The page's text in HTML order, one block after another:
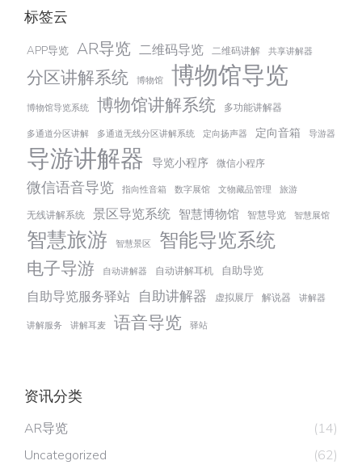
标签云
APP导览 AR导览 二维码导览 二维码讲解 共享讲解器
分区讲解系统 博物馆 博物馆导览
博物馆导览系统 博物馆讲解系统 多功能讲解器
多通道分区讲解 多通道无线分区讲解系统 定向扬声器 定向音箱 导游器
导游讲解器 导览小程序 微信小程序
微信语音导览 指向性音箱 数字展馆 文物藏品管理 旅游
无线讲解系统 景区导览系统 智慧博物馆 智慧导览 智慧展馆
智慧旅游 智慧景区 智能导览系统
电子导游 自动讲解器 自动讲解耳机 自助导览
自助导览服务驿站 自助讲解器 虚拟展厅 解说器 讲解器
讲解服务 讲解耳麦 语音导览 驿站
资讯分类
AR导览
(14)
Uncategorized
(62)